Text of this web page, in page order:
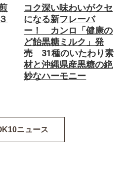
コク深い味わいがクセ
になる新フレーバ
ー！ カンロ「健康の
ど飴黒糖ミルク」発
売 31種のいたわり素
材と沖縄県産黒糖の絶
妙なハーモニー
ニュース